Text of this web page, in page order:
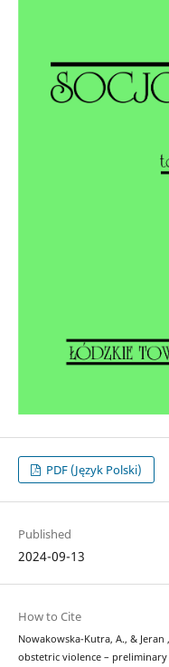
PDF (Język Polski)
Published
2024-09-13
How to Cite
Nowakowska-Kutra, A., & Jeran
obstetric violence –